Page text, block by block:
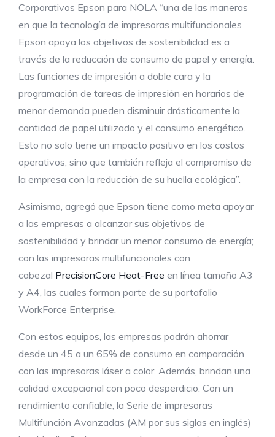
Corporativos Epson para NOLA “una de las maneras
en que la tecnología de impresoras multifuncionales
Epson apoya los objetivos de sostenibilidad es a
través de la reducción de consumo de papel y energía.
Las funciones de impresión a doble cara y la
programación de tareas de impresión en horarios de
menor demanda pueden disminuir drásticamente la
cantidad de papel utilizado y el consumo energético.
Esto no solo tiene un impacto positivo en los costos
operativos, sino que también refleja el compromiso de
la empresa con la reducción de su huella ecológica”.
Asimismo, agregó que Epson tiene como meta apoyar
a las empresas a alcanzar sus objetivos de
sostenibilidad y brindar un menor consumo de energía;
con las impresoras multifuncionales con
cabezal PrecisionCore Heat-Free en línea tamaño A3
y A4, las cuales forman parte de su portafolio
WorkForce Enterprise.
Con estos equipos, las empresas podrán ahorrar
desde un 45 a un 65% de consumo en comparación
con las impresoras láser a color. Además, brindan una
calidad excepcional con poco desperdicio. Con un
rendimiento confiable, la Serie de impresoras
Multifunción Avanzadas (AM por sus siglas en inglés)